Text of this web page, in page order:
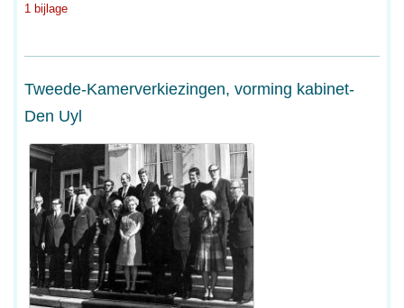
1 bijlage
Tweede-Kamerverkiezingen, vorming kabinet-
Den Uyl